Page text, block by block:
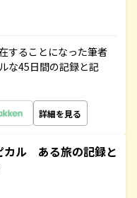
することになった筆者
な45日間の記録と記
詳細を見る
カル ある旅の記録と